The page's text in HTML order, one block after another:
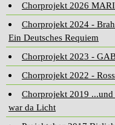
Chorprojekt 2026
Chorprojekt 2024 -
Ein Deutsches Requiem
Chorprojekt 2023 -
Chorprojekt 2022 -
Chorprojekt 2019 ...und
war da Licht